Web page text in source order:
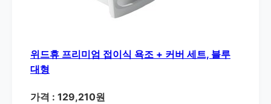
위드휴 프리미엄 접이식 욕조 + 커버 세트, 블루
대형
가격 : 129,210원